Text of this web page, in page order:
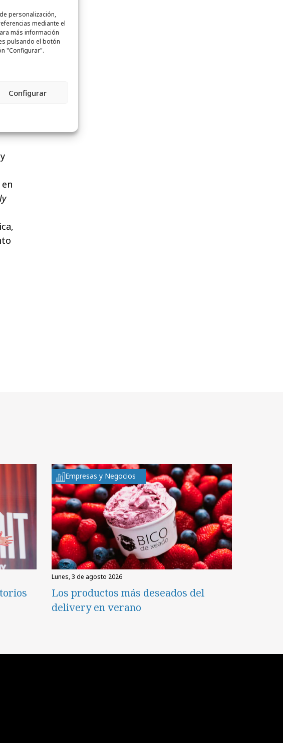
personalización,
mediante el
más información
pulsando el botón
"Configurar".
Configurar
y
de
Empresas y Negocios
lunes, 3 de agosto 2026
Los productos más deseados del
delivery en verano